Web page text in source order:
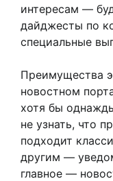
интересам —
дайджесты по
специальные
Преимущества
новостном
хотя бы
не узнать, что
подходит
другим —
главное —